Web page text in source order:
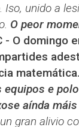
unido a
O peor
- O domingo
matemática.
equipos e
aínda
gran alivio